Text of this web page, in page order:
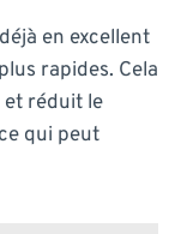
en excellent
rapides. Cela
et réduit le
qui peut